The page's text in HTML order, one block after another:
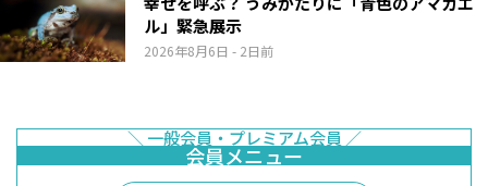
2026年8月6日 - 2日前
ル」緊急展示